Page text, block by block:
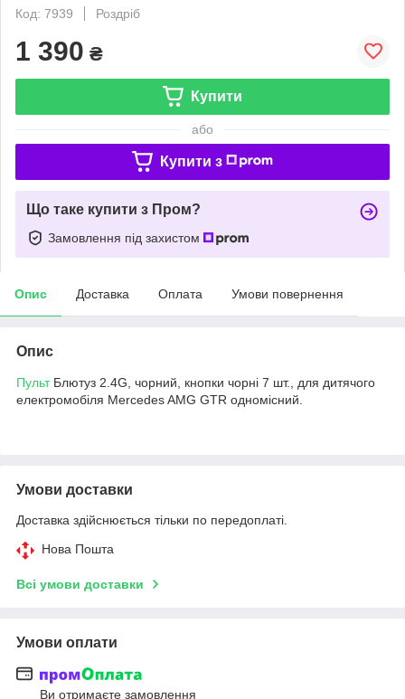
Код: 7939
Роздріб
1 390 ₴
Купити
або
Купити з
Що таке купити з Пром?
Замовлення під захистом
Опис Доставка Оплата Умови повернення
Опис
ПультБлютуз 2.4G, чорний, кнопки чорні 7 шт., для дитячого
електромобіля Mercedes AMG GTR одномісний.
Умови доставки
Доставка здійснюється тільки по передоплаті.
Нова Пошта
Всі умови доставки
Умови оплати
Ви отримаєте замовлення